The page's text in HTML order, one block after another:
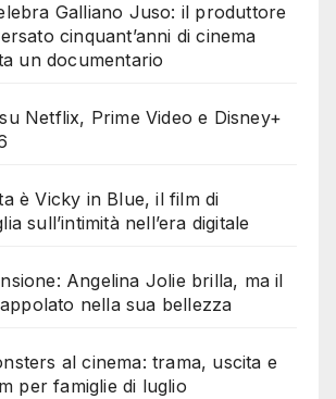
Galliano Juso: il produttore
cinquant’anni di cinema
un documentario
Netflix, Prime Video e Disney+
è Vicky in Blue, il film di
sull’intimità nell’era digitale
Angelina Jolie brilla, ma il
nella sua bellezza
al cinema: trama, uscita e
per famiglie di luglio